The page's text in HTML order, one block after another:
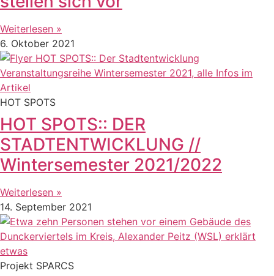
Weiterlesen »
6. Oktober 2021
HOT SPOTS
HOT SPOTS:: DER
STADTENTWICKLUNG //
Wintersemester 2021/2022
Weiterlesen »
14. September 2021
Projekt SPARCS